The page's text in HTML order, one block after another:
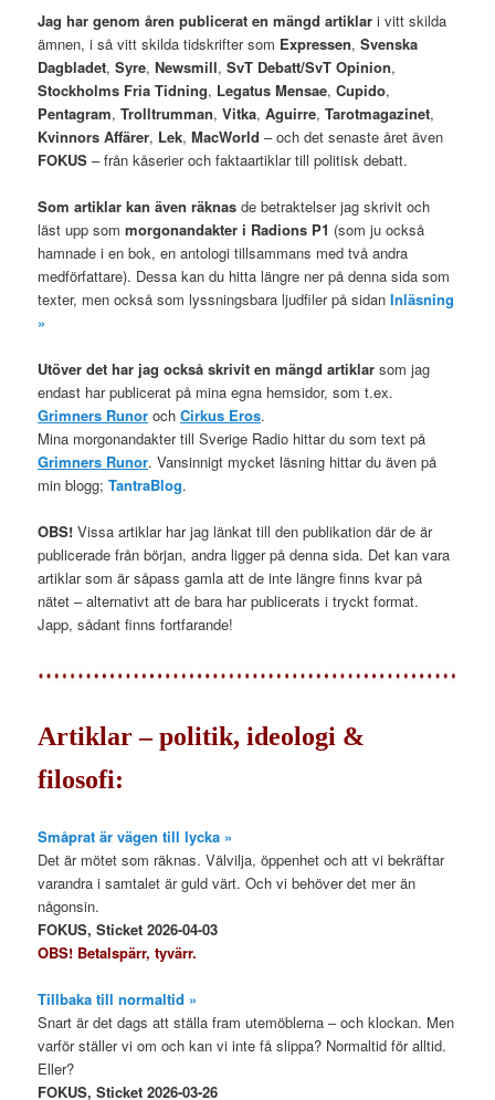
Jag har genom åren publicerat en mängd artiklar i vitt skilda
ämnen, i så vitt skilda tidskrifter som Expressen,Svenska
Dagbladet,Syre,Newsmill,SvT Debatt/SvT Opinion,
Stockholms Fria Tidning, Legatus Mensae,Cupido,
Pentagram,Trolltrumman,Vitka,Aguirre,Tarotmagazinet,
Kvinnors Affärer, Lek,MacWorld – och det senaste året även
FOKUS – från kåserier och faktaartiklar till politisk debatt.
Som artiklar kan även räknas de betraktelser jag skrivit och
läst upp sommorgonandakter i Radions P1 (som ju också
hamnade i en bok, en antologi tillsammans med två andra
medförfattare). Dessa kan du hitta längre ner på denna sida som
texter, men också som lyssningsbara ljudfiler på sidanInläsning
»
Utöver det har jag också skrivit en mängd artiklar som jag
endast har publicerat på mina egna hemsidor, som t.ex.
Grimners Runor ochCirkus Eros.
Mina morgonandakter till Sverige Radio hittar du som text på
Grimners Runor. Vansinnigt mycket läsning hittar du även på
min blogg;TantraBlog.
OBS! Vissa artiklar har jag länkat till den publikation där de är
publicerade från början, andra ligger på denna sida. Det kan vara
artiklar som är såpass gamla att de inte längre finns kvar på
nätet – alternativt att de bara har publicerats i tryckt format.
Japp, sådant finns fortfarande!
Artiklar – politik, ideologi &
filosofi:
Småprat är vägen till lycka »
Det är mötet som räknas. Välvilja, öppenhet och att vi bekräftar
varandra i samtalet är guld värt. Och vi behöver det mer än
någonsin.
FOKUS, Sticket 2026-04-03
OBS! Betalspärr, tyvärr.
Tillbaka till normaltid »
Snart är det dags att ställa fram utemöblerna – och klockan. Men
varför ställer vi om och kan vi inte få slippa? Normaltid för alltid.
Eller?
FOKUS, Sticket 2026-03-26